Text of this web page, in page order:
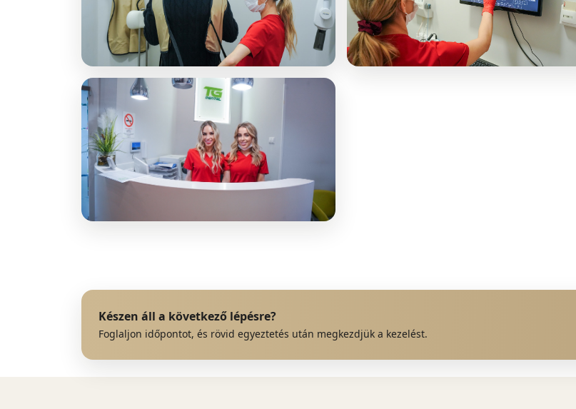
Készen áll a következő lépésre?
Foglaljon időpontot, és rövid egyeztetés után megkezdjük a kezelést.